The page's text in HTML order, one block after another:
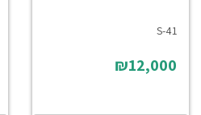
S-41
₪12,000